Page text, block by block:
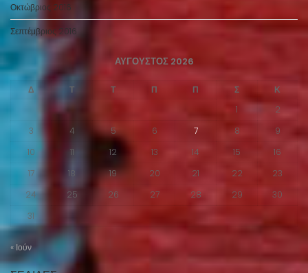
Οκτώβριος 2016
Σεπτέμβριος 2016
ΑΎΓΟΥΣΤΟΣ 2026
Δ Τ Τ Π Π Σ
Κ
1
2
3
4 5 6 7 8
9
10
11 12 13 14 15
16
17
18 19 20 21 22
23
24
25 26 27 28 29
30
31
« Ιούν